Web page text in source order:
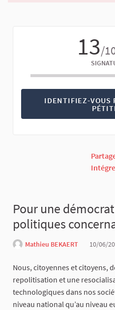
13/
IDENTIFIEZ-VOUS
Pour une
politiques
Mathieu BEKAERT 10/06/
Nous, citoyennes et citoyens,
repolitisation et une
technologiques dans nos
niveau national qu’au niveau